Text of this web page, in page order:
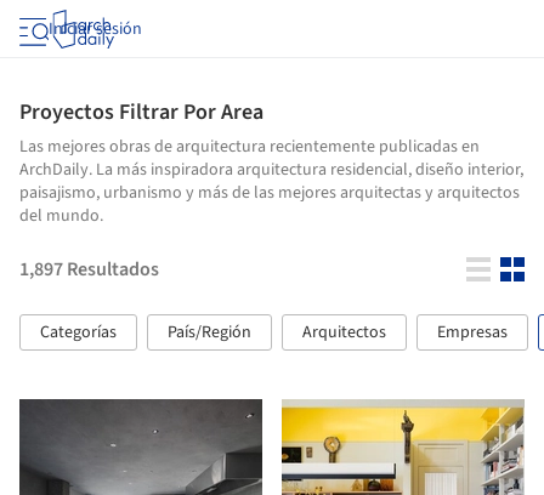
Iniciar sesión
Proyectos Filtrar Por Area
Las mejores obras de arquitectura recientemente publicadas en
ArchDaily. La más inspiradora arquitectura residencial, diseño interior,
paisajismo, urbanismo y más de las mejores arquitectas y arquitectos
del mundo.
1,897Resultados
Categorías País/Región Arquitectos Empresas